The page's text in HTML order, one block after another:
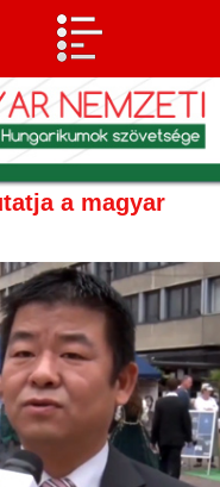
a magyar